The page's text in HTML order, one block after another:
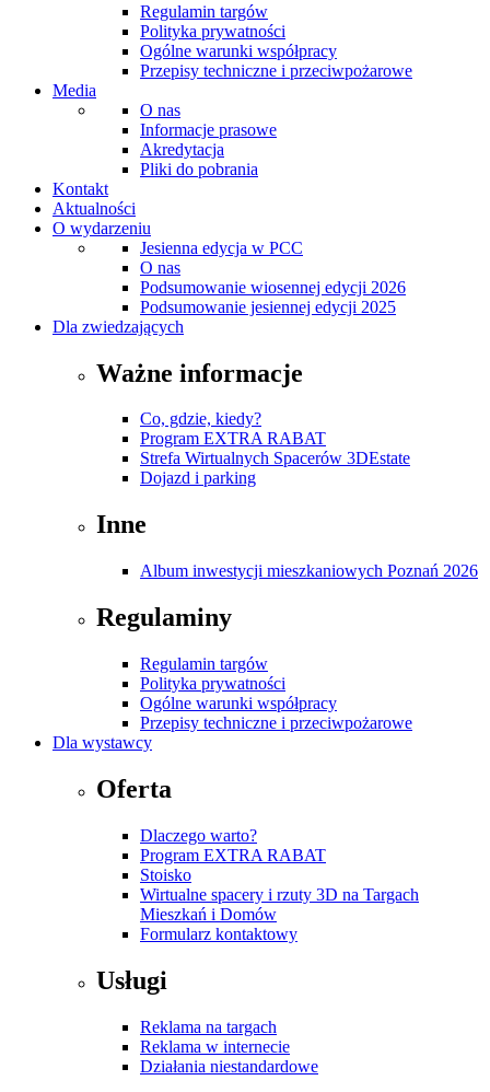
Regulamin targów
Polityka prywatności
Ogólne warunki współpracy
Przepisy techniczne i przeciwpożarowe
Media
O nas
Informacje prasowe
Akredytacja
Pliki do pobrania
Kontakt
Aktualności
O wydarzeniu
Jesienna edycja w PCC
O nas
Podsumowanie wiosennej edycji 2026
Podsumowanie jesiennej edycji 2025
Dla zwiedzających
Ważne informacje
Co, gdzie, kiedy?
Program EXTRA RABAT
Strefa Wirtualnych Spacerów 3DEstate
Dojazd i parking
Inne
Album inwestycji mieszkaniowych Poznań 2026
Regulaminy
Regulamin targów
Polityka prywatności
Ogólne warunki współpracy
Przepisy techniczne i przeciwpożarowe
Dla wystawcy
Oferta
Dlaczego warto?
Program EXTRA RABAT
Stoisko
Wirtualne spacery i rzuty 3D na Targach
Mieszkań i Domów
Formularz kontaktowy
Usługi
Reklama na targach
Reklama w internecie
Działania niestandardowe